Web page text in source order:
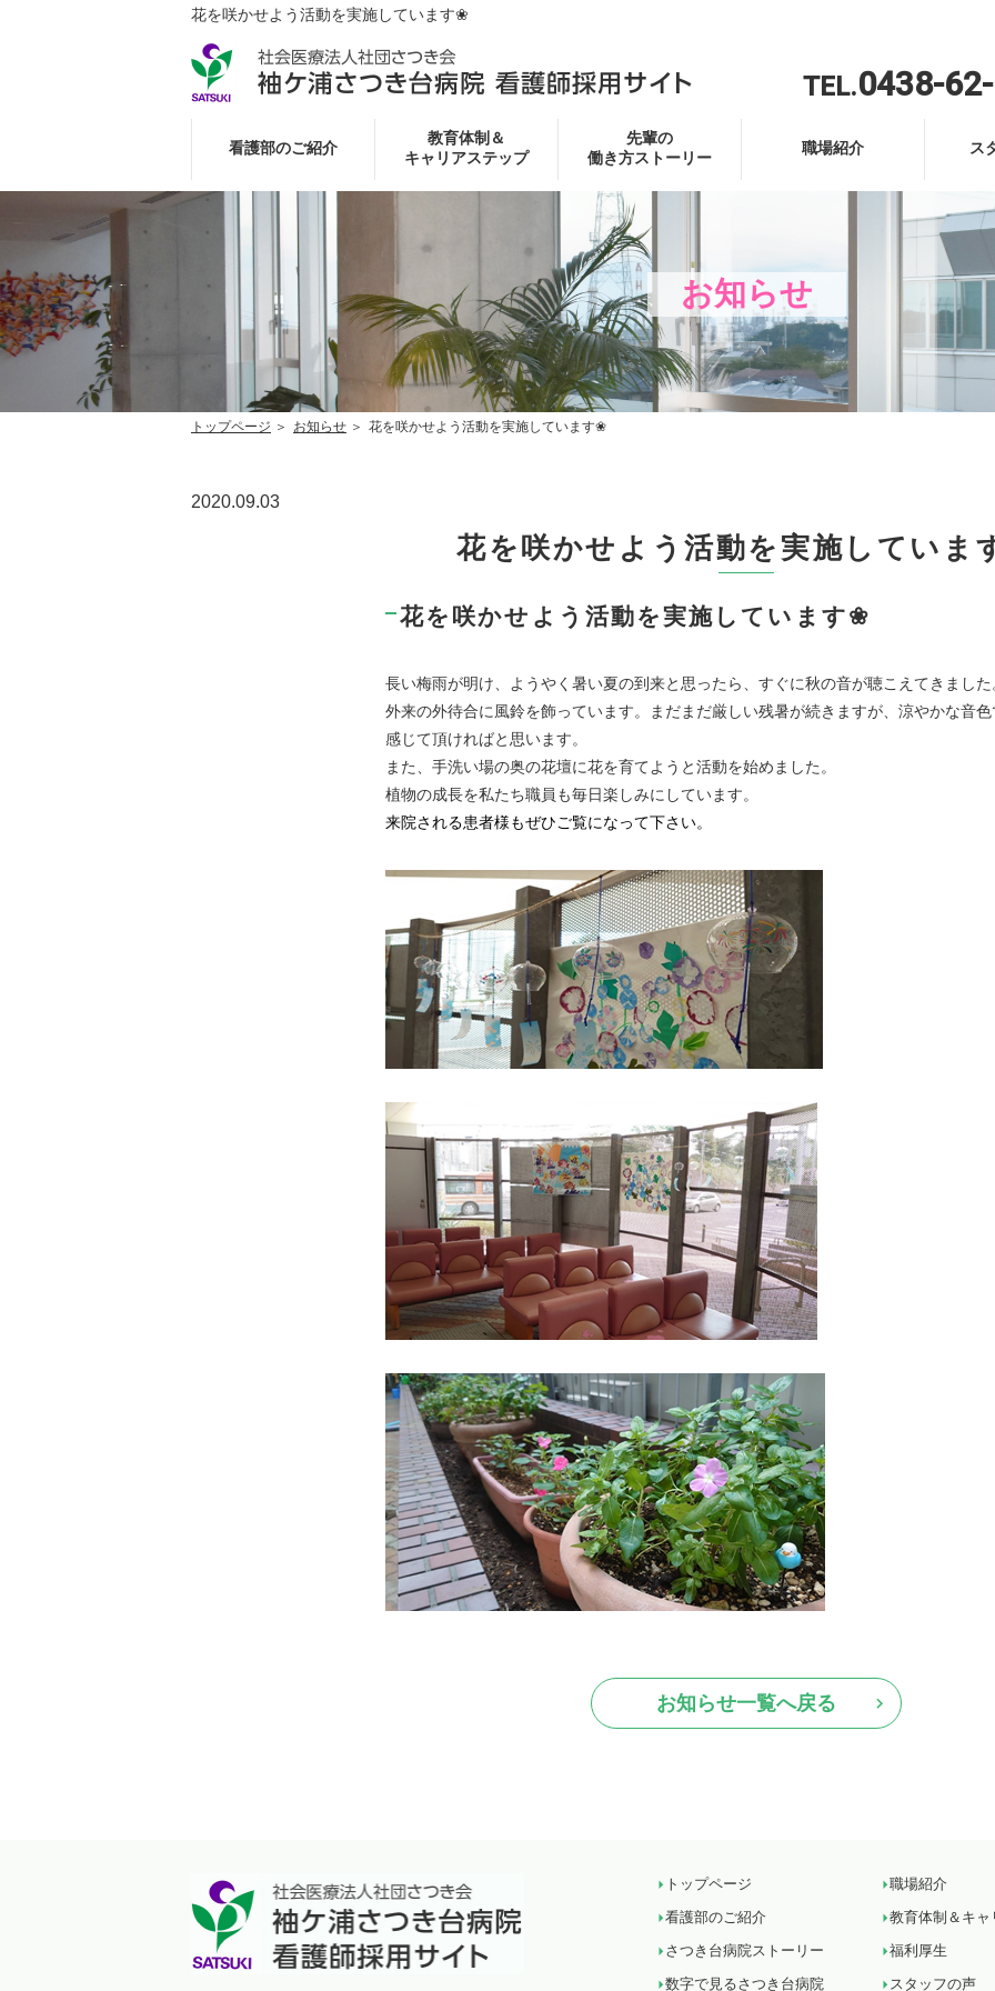
花を咲かせよう活動を実施しています❀
TEL.0438-
看護部のご紹介
教育体制＆
キャリアステップ
先輩の
働き方ストーリー
職場紹介 ス
お知らせ
トップページ お知らせ 花を咲かせよう活動を実施しています❀
2020.09.03
花を咲かせよう活動を実施していま
花を咲かせよう活動を実施しています❀
長い梅雨が明け、ようやく暑い夏の到来と思ったら、すぐに秋の音が聴こえてきました
外来の外待合に風鈴を飾っています。まだまだ厳しい残暑が続きますが、涼やかな音
感じて頂ければと思います。
また、手洗い場の奥の花壇に花を育てようと活動を始めました。
植物の成長を私たち職員も毎日楽しみにしています。
来院される患者様もぜひご覧になって下さい。
お知らせ一覧へ戻る
トップページ
看護部のご紹介
さつき台病院ストーリー
数字で見るさつき台病院
職場紹介
教育体制＆キャ
福利厚生
スタッフの声